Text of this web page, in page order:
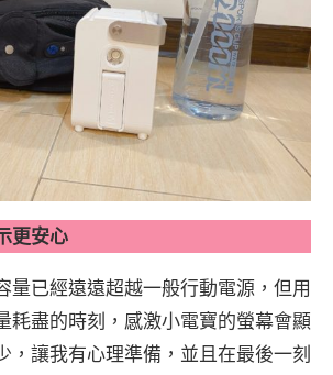
更安心
量已經遠遠超越一般行動電源，但用
耗盡的時刻，感激小電寶的螢幕會顯
，讓我有心理準備，並且在最後一刻